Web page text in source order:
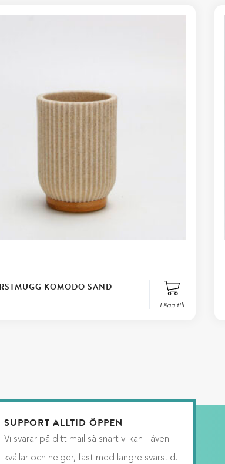
KOMODO SAND
Lägg till
SUPPORT ALLTID ÖPPEN
Vi svarar på ditt mail så snart vi kan - även
kvällar och helger, fast med längre svarstid.